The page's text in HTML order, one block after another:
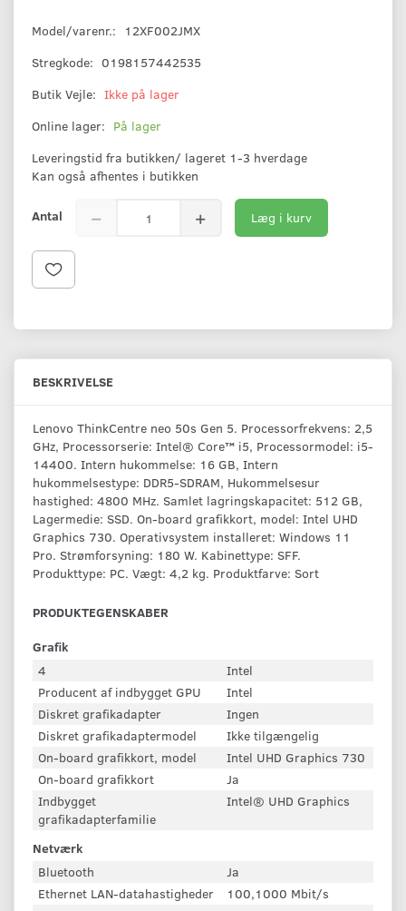
Model/varenr.:
12XF002JMX
Stregkode: 0198157442535
Butik Vejle: Ikke på lager
Online lager: På lager
Leveringstid fra butikken/ lageret 1-3 hverdage
Kan også afhentes i butikken
Antal Læg i kurv
BESKRIVELSE
Lenovo ThinkCentre neo 50s Gen 5. Processorfrekvens: 2,5
GHz, Processorserie: Intel® Core™ i5, Processormodel: i5-
14400. Intern hukommelse: 16 GB, Intern
hukommelsestype: DDR5-SDRAM, Hukommelsesur
hastighed: 4800 MHz. Samlet lagringskapacitet: 512 GB,
Lagermedie: SSD. On-board grafikkort, model: Intel UHD
Graphics 730. Operativsystem installeret: Windows 11
Pro. Strømforsyning: 180 W. Kabinettype: SFF.
Produkttype: PC. Vægt: 4,2 kg. Produktfarve: Sort
PRODUKTEGENSKABER
Grafik
4
Intel
Producent af indbygget GPU
Intel
Diskret grafikadapter
Ingen
Diskret grafikadaptermodel
Ikke tilgængelig
On-board grafikkort, model
Intel UHD Graphics 730
On-board grafikkort
Ja
Indbygget
grafikadapterfamilie
Intel® UHD Graphics
Netværk
Bluetooth
Ja
Ethernet LAN-datahastigheder
100,1000 Mbit/s